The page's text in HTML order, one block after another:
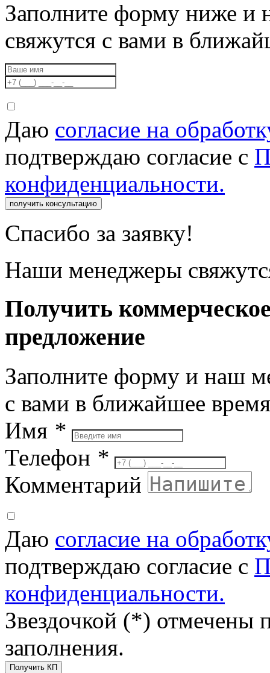
Заполните форму ниже и
свяжутся с вами в
Даю согласие на
подтверждаю согласие с
конфиденциальности.
получить консультацию
Спасибо за заявку!
Наши менеджеры
Получить
предложение
Заполните форму и наш
с вами в ближайшее время
Имя *
Телефон *
Комментарий
Даю согласие на
подтверждаю согласие с
конфиденциальности.
Звездочкой (*) отмечены
заполнения.
Получить КП